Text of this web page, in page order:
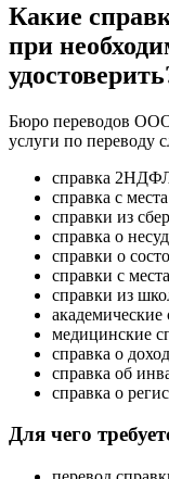
Какие
при
Бюро переводов ООО
услуги по переводу
справка
справка с
справки из
справка о
справки о
справки с
справки из
академические
медицинские
справка о
справка об
справка о
Для чего